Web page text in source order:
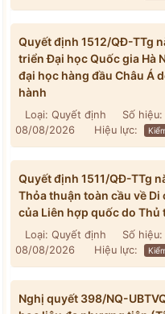
Quyết định 1512/QĐ-TTg
triển Đại học Quốc gia Hà
đại học hàng đầu Châu Á
hành
Loại: Quyết định Số
08/08/2026
Hiệu lực:
Quyết định 1511/QĐ-TTg
Thỏa thuận toàn cầu về
của Liên hợp quốc do
Loại: Quyết định Số hiệu:
08/08/2026
Hiệu lực:
Nghị quyết 398/NQ-